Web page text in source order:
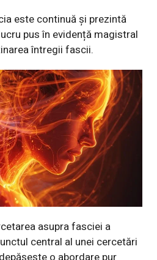
este continuă și prezintă
pus în evidență magistral
întregii fascii.
asupra fasciei a
central al unei cercetări